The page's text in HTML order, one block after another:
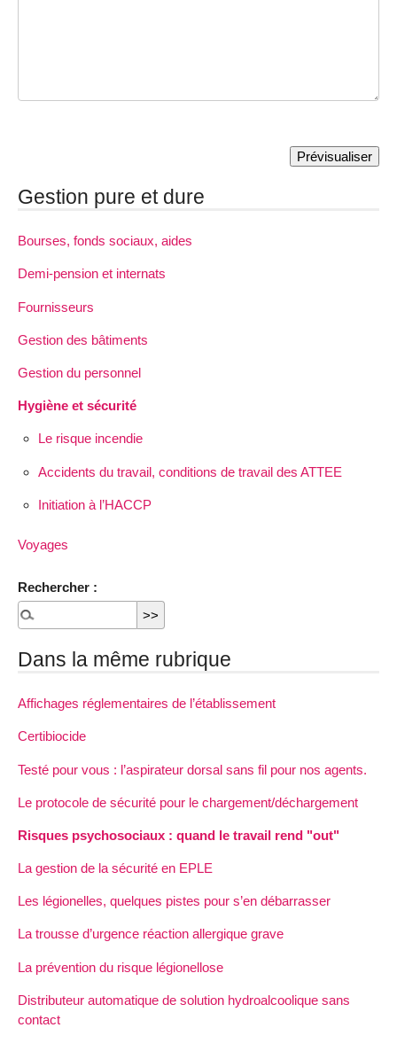
Gestion pure et dure
Bourses, fonds sociaux, aides
Demi-pension et internats
Fournisseurs
Gestion des bâtiments
Gestion du personnel
Hygiène et sécurité
Le risque incendie
Accidents du travail, conditions de travail des ATTEE
Initiation à l’HACCP
Voyages
Rechercher :
Dans la même rubrique
Affichages réglementaires de l’établissement
Certibiocide
Testé pour vous : l’aspirateur dorsal sans fil pour nos agents.
Le protocole de sécurité pour le chargement/déchargement
Risques psychosociaux : quand le travail rend "out"
La gestion de la sécurité en EPLE
Les légionelles, quelques pistes pour s’en débarrasser
La trousse d’urgence réaction allergique grave
La prévention du risque légionellose
Distributeur automatique de solution hydroalcoolique sans
contact